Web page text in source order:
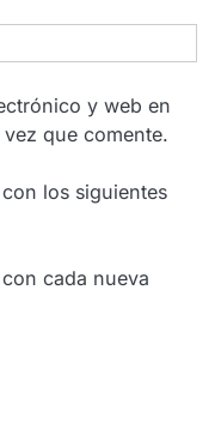
y web en
que comente.
los siguientes
cada nueva